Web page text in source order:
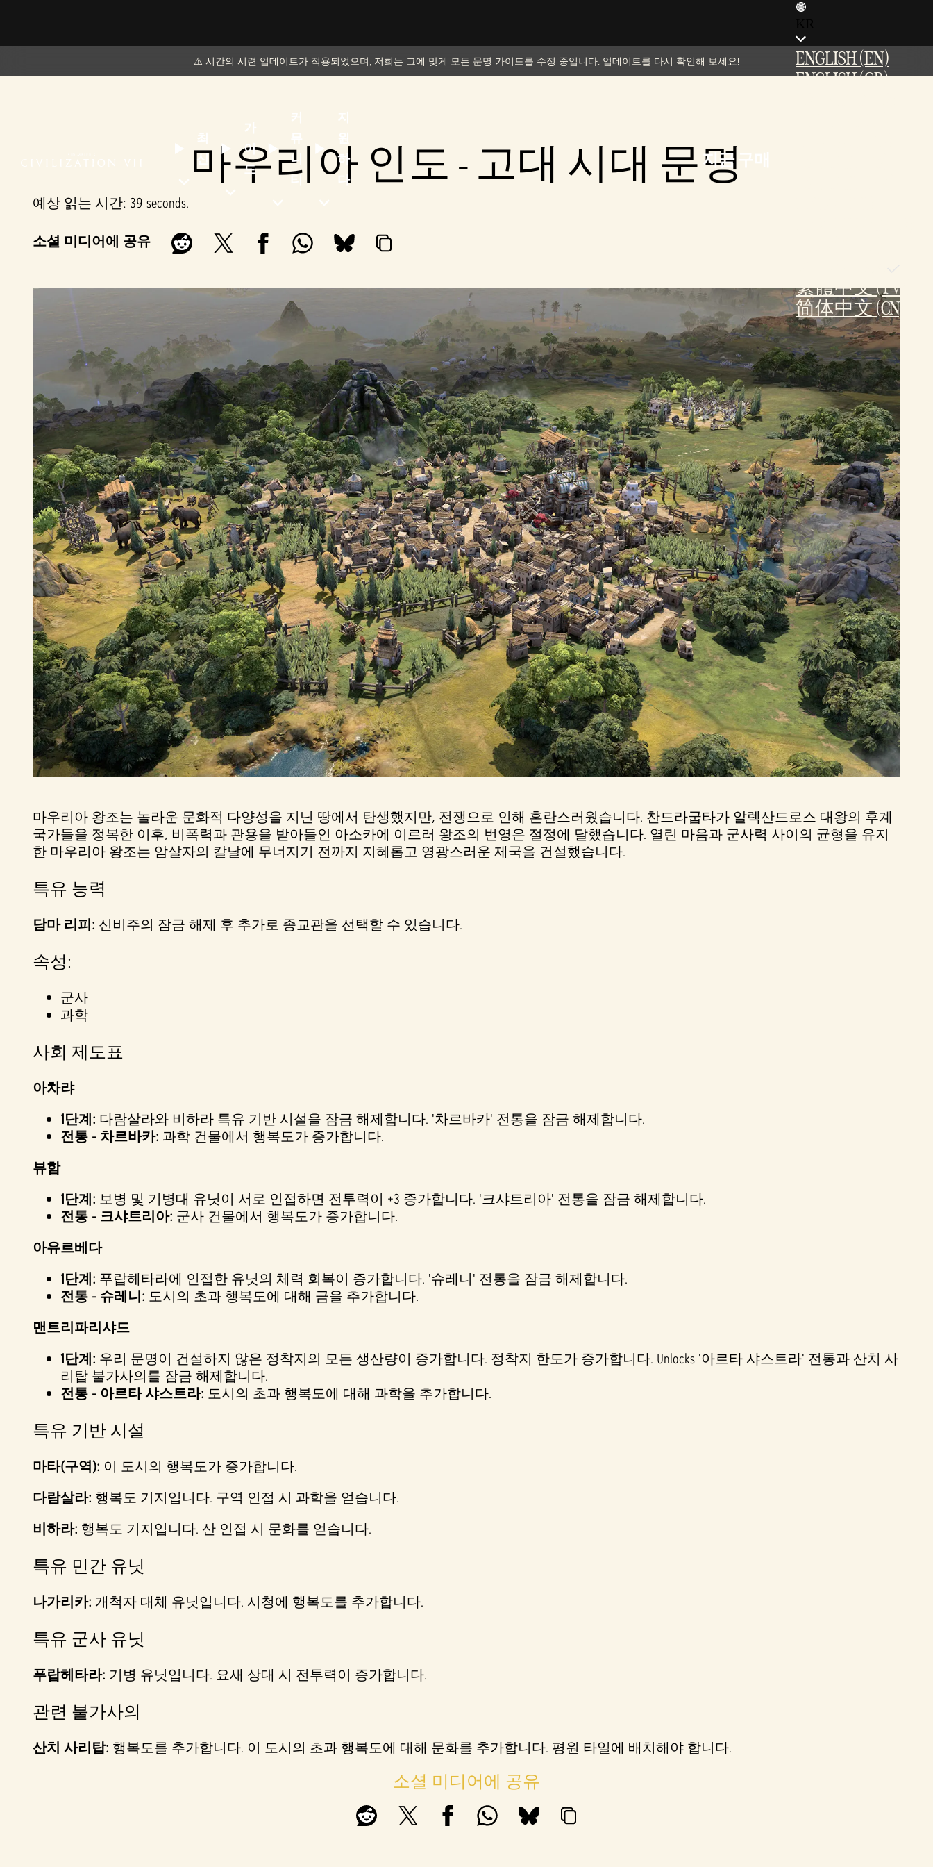
이
드
니
하
다
지금 구매
ENGLISH (EN)
ENGLISH (GB)
繁體中文 (TW)
简体中文 (CN)
⚠️ 시간의 시련 업데이트가 적용되었으며, 저희는 그에 맞게 모든 문명 가이드를 수정 중입니다. 업데이트를 다시 확인해 보세요!
마우리아 인도 - 고대 시대 문명
예상 읽는 시간 39 seconds
소셜 미디어에 공유
마우리아 왕조는 놀라운 문화적 다양성을 지닌 땅에서 탄생했지만, 전쟁으로 인해 혼란스러웠습니다. 찬드라굽타가 알렉산드로스 대왕의 후계
국가들을 정복한 이후, 비폭력과 관용을 받아들인 아소카에 이르러 왕조의 번영은 절정에 달했습니다. 열린 마음과 군사력 사이의 균형을 유지
한 마우리아 왕조는 암살자의 칼날에 무너지기 전까지 지혜롭고 영광스러운 제국을 건설했습니다.
특유 능력
담마 리피: 신비주의 잠금 해제 후 추가로 종교관을 선택할 수 있습니다.
속성:
군사
과학
사회 제도표
아차랴
1단계: 다람살라와 비하라 특유 기반 시설을 잠금 해제합니다. '차르바카' 전통을 잠금 해제합니다.
전통 - 차르바카: 과학 건물에서 행복도가 증가합니다.
뷰함
1단계: 보병 및 기병대 유닛이 서로 인접하면 전투력이 +3 증가합니다. '크샤트리아' 전통을 잠금 해제합니다.
전통 - 크샤트리아: 군사 건물에서 행복도가 증가합니다.
아유르베다
1단계: 푸랍헤타라에 인접한 유닛의 체력 회복이 증가합니다. '슈레니' 전통을 잠금 해제합니다.
전통 - 슈레니: 도시의 초과 행복도에 대해 금을 추가합니다.
맨트리파리샤드
1단계: 우리 문명이 건설하지 않은 정착지의 모든 생산량이 증가합니다. 정착지 한도가 증가합니다. Unlocks '아르타 샤스트라' 전통과 산치 사
리탑 불가사의를 잠금 해제합니다.
전통 - 아르타 샤스트라: 도시의 초과 행복도에 대해 과학을 추가합니다.
특유 기반 시설
마타(구역): 이 도시의 행복도가 증가합니다.
다람살라: 행복도 기지입니다. 구역 인접 시 과학을 얻습니다.
비하라: 행복도 기지입니다. 산 인접 시 문화를 얻습니다.
특유 민간 유닛
나가리카: 개척자 대체 유닛입니다. 시청에 행복도를 추가합니다.
특유 군사 유닛
푸랍헤타라: 기병 유닛입니다. 요새 상대 시 전투력이 증가합니다.
관련 불가사의
산치 사리탑: 행복도를 추가합니다. 이 도시의 초과 행복도에 대해 문화를 추가합니다. 평원 타일에 배치해야 합니다.
소셜 미디어에 공유